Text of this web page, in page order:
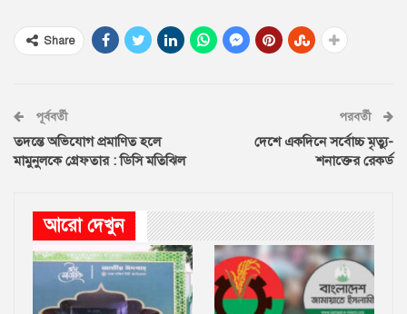
Share
পূর্ববর্তী
তদন্তে অভিযোগ প্রমাণিত হলে
মামুনুলকে গ্রেফতার : ডিসি মতিঝিল
পরবর্তী
দেশে একদিনে সর্বোচ্চ মৃত্যু-
শনাক্তের রেকর্ড
আরো দেখুন